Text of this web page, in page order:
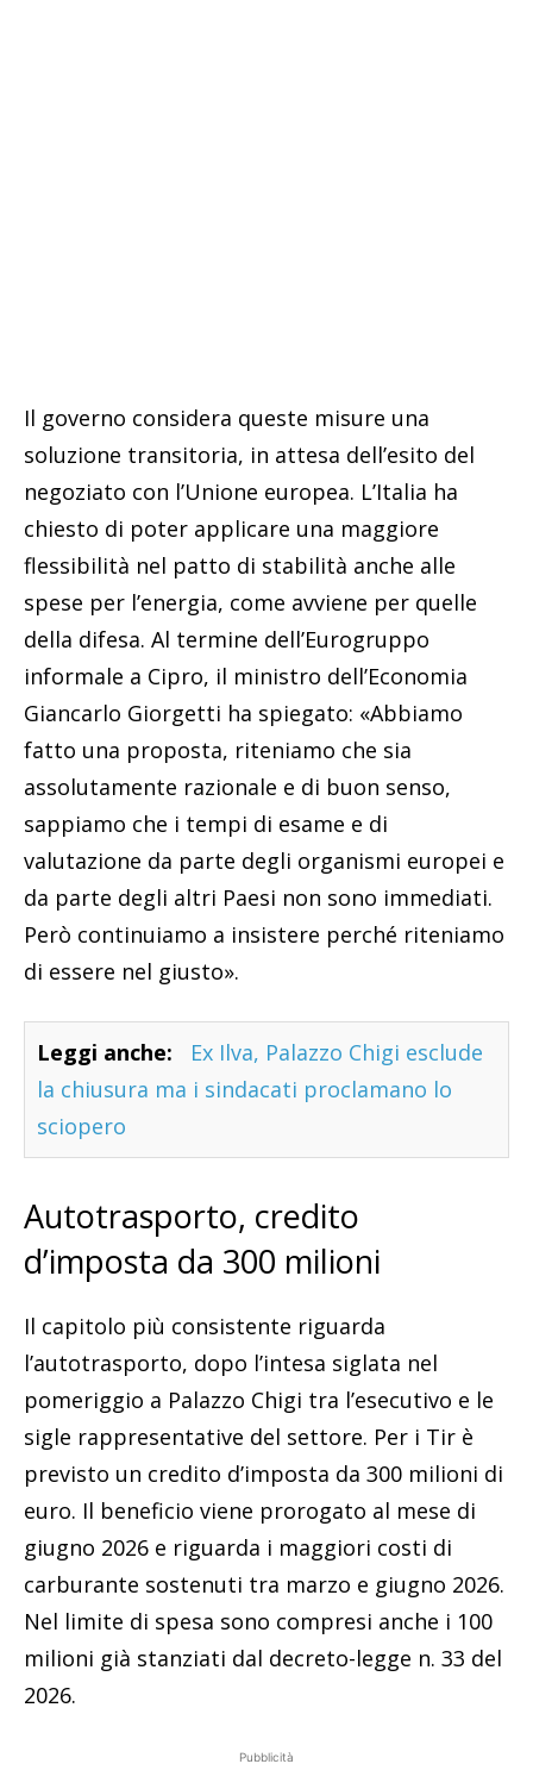
Il governo considera queste misure una
soluzione transitoria, in attesa dell’esito del
negoziato con l’Unione europea. L’Italia ha
chiesto di poter applicare una maggiore
flessibilità nel patto di stabilità anche alle
spese per l’energia, come avviene per quelle
della difesa. Al termine dell’Eurogruppo
informale a Cipro, il ministro dell’Economia
Giancarlo Giorgetti ha spiegato: «Abbiamo
fatto una proposta, riteniamo che sia
assolutamente razionale e di buon senso,
sappiamo che i tempi di esame e di
valutazione da parte degli organismi europei e
da parte degli altri Paesi non sono immediati.
Però continuiamo a insistere perché riteniamo
di essere nel giusto».
Leggi anche:
Ex Ilva, Palazzo Chigi esclude
la chiusura ma i sindacati proclamano lo
sciopero
Autotrasporto, credito
d’imposta da 300 milioni
Il capitolo più consistente riguarda
l’autotrasporto, dopo l’intesa siglata nel
pomeriggio a Palazzo Chigi tra l’esecutivo e le
sigle rappresentative del settore. Per i Tir è
previsto un credito d’imposta da 300 milioni di
euro. Il beneficio viene prorogato al mese di
giugno 2026 e riguarda i maggiori costi di
carburante sostenuti tra marzo e giugno 2026.
Nel limite di spesa sono compresi anche i 100
milioni già stanziati dal decreto-legge n. 33 del
2026.
Pubblicità